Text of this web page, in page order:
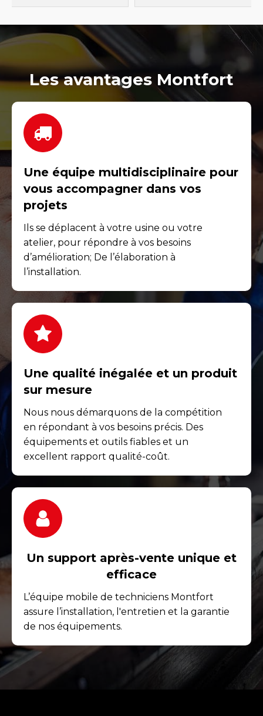
Les avantages Montfort
Une équipe multidisciplinaire pour
vous accompagner dans vos
projets
Ils se déplacent à votre usine ou votre
atelier, pour répondre à vos besoins
d’amélioration; De l’élaboration à
l’installation.
Une qualité inégalée et un produit
sur mesure
Nous nous démarquons de la compétition
en répondant à vos besoins précis. Des
équipements et outils fiables et un
excellent rapport qualité-coût.
Un support après-vente unique et
efficace
L’équipe mobile de techniciens Montfort
assure l’installation, l'entretien et la garantie
de nos équipements.